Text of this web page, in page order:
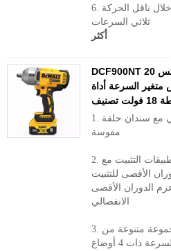
6. أداة مثالية للقيام بالمهمة من خلال ناقل الحركة
ثلاثي السرعات
أكثر
DCF900NT 20 فولت ماكس XR 1/2 بوصة تأثير وجع
السرعة أداة
تصنيف
1. مفتاح ربط ذو عزم دوران عالي مع سندان حلقة
مقوسة
2. أكمل مجموعة واسعة من تطبيقات التثبيت مع
الأقصى للتثبيت
عزم الدوران الأقصى
الانفصالي
3. زيادة تحكم المستخدم في مجموعة متنوعة من
التطبيقات من خلال إعدادات السرعة ذات 4 أوضاع